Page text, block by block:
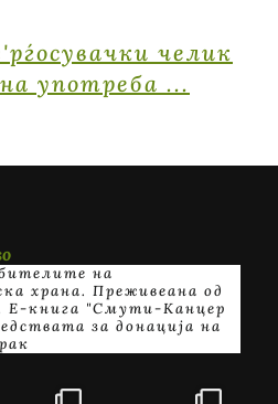
на
храна. Преживеана од
E-книга "Смути-Канцер
за донација на